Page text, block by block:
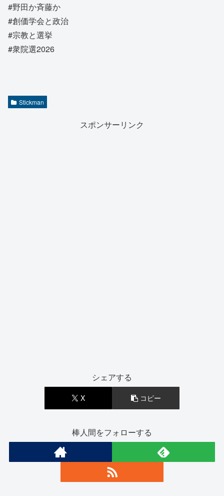
#野田か斉藤か
#創価学会と政治
#宗教と選挙
#衆院選2026
Stickman
スポンサーリンク
シェアする
X コピー
棒人間をフォローする